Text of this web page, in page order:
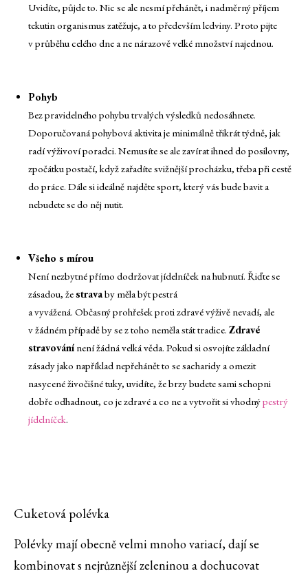
Uvidíte, půjde to. Nic se ale nesmí přehánět, i nadměrný příjem
tekutin organismus zatěžuje, a to především ledviny. Proto pijte
v průběhu celého dne a ne nárazově velké množství najednou.
Pohyb
Bez pravidelného pohybu trvalých výsledků nedosáhnete.
Doporučovaná pohybová aktivita je minimálně třikrát týdně, jak
radí výživoví poradci. Nemusíte se ale zavírat ihned do posilovny,
zpočátku postačí, když zařadíte svižnější procházku, třeba při cestě
do práce. Dále si ideálně najděte sport, který vás bude bavit a
nebudete se do něj nutit.
Všeho s mírou
Není nezbytné přímo dodržovat jídelníček na hubnutí. Řiďte se
zásadou, žestravaby měla být pestrá
a vyvážená. Občasný prohřešek proti zdravé výživě nevadí, ale
v žádném případě by se z toho neměla stát tradice. Zdravé
stravování není žádná velká věda. Pokud si osvojíte základní
zásady jako například nepřehánět to se sacharidy a omezit
nasycené živočišné tuky, uvidíte, že brzy budete sami schopni
dobře odhadnout, co je zdravé a co ne a vytvořit si vhodnýpestrý
jídelníček.
Cuketová polévka
Polévky mají obecně velmi mnoho variací, dají se
kombinovat s nejrůznější zeleninou a dochucovat